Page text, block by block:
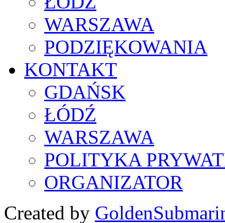
WARSZAWA
PODZIĘKOWANIA
KONTAKT
GDAŃSK
ŁÓDŹ
WARSZAWA
POLITYKA
ORGANIZATOR
Created by